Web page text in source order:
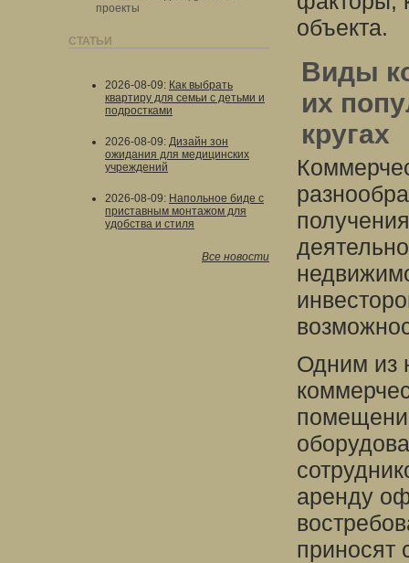
проекты
СТАТЬИ
2026-08-09: Как выбрать
квартиру для семьи с детьми и
подростками
2026-08-09: Дизайн зон
ожидания для медицинских
учреждений
2026-08-09: Напольное биде с
приставным монтажом для
удобства и стиля
Все новости
объекта.
Виды
их
кругах
Одним из
аренду
приносят